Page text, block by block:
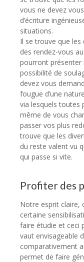
vous ne devez
d’écriture
situations.
Il se trouve que
des rendez-vous
pourront présenter
possibilité de
devez vous
fougue d’une
via lesquels toutes
même de vous
passer vos plus
trouve que les
du reste valent vu
qui passe si vite.
Profiter des
Notre esprit claire,
certaine
faire étudie et ceci
vaut envisageable
comparativement
permet de faire